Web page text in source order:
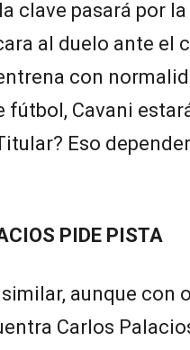
clave pasará por
al duelo ante el
con
fútbol, Cavani
Eso
PIDE PISTA
aunque con
Carlos